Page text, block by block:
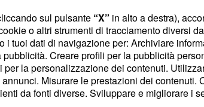
nella quarta fascia di
sul pulsante “X” in alto a destra),
o altri strumenti di tracciamento diversi
i tuoi dati di navigazione per: Archiviare
Creare profili per la pubblicità
la personalizzazione dei contenuti.
Misurare le prestazioni dei
da fonti diverse. Sviluppare e migliorare i